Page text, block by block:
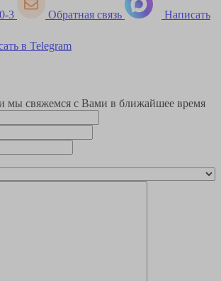
3 Обратная связь Написать
в Telegram
мы свяжемся с Вами в ближайшее время